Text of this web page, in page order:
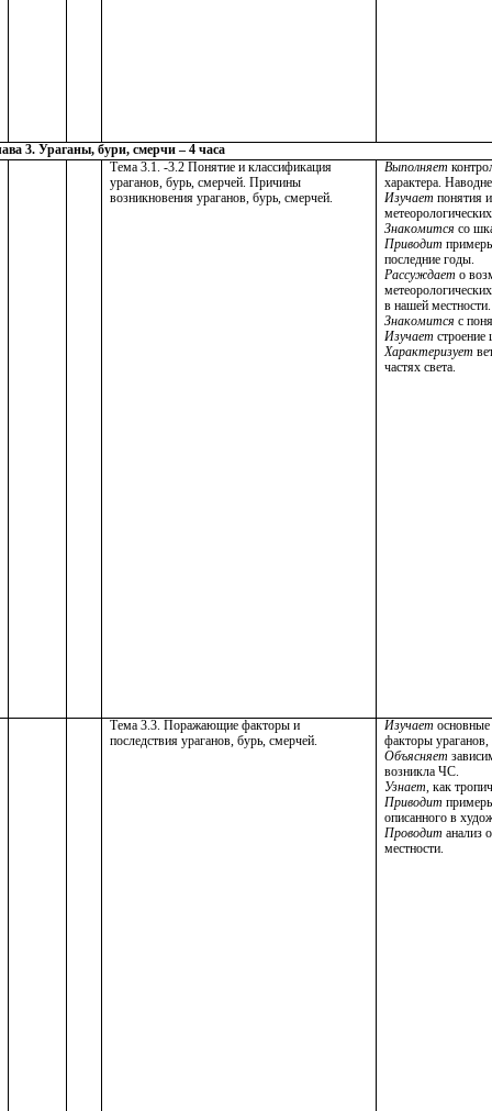
3. Ураганы, бури, смерчи – 4 часа
Тема 3.1. -3.2 Понятие и классификация
ураганов, бурь, смерчей. Причины
возникновения ураганов, бурь, смерчей.
Выполняет
характера.
Изучает понятия
Знакомится со
Приводит
последние годы.
Рассуждает о
в нашей местности.
Знакомится с
Изучает строение
Характеризует
частях света.
Тема 3.3. Поражающие факторы и
последствия ураганов, бурь, смерчей.
Изучает
факторы ураганов,
Объясняет
возникла ЧС.
Узнает , как
Приводит
описанного в
Проводит анализ
местности.